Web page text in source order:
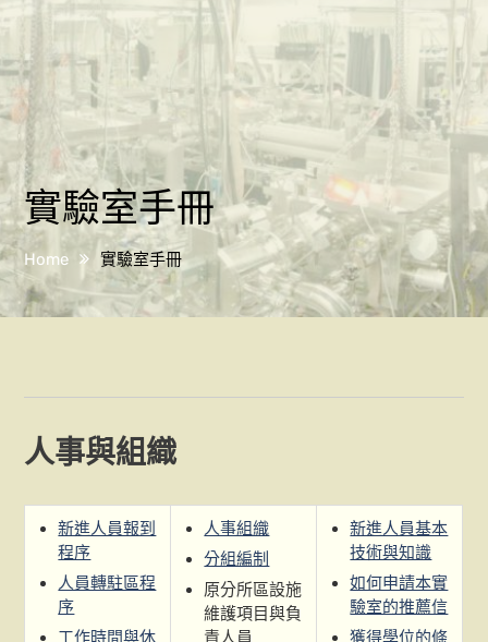
實驗室手冊
Home 實驗室手冊
人事與組織
新進人員報到
程序
人員轉駐區程
序
工作時間與休
人事組織
分組編制
原分所區設施
維護項目與負
責人員
新進人員基本
技術與知識
如何申請本實
驗室的推薦信
獲得學位的條